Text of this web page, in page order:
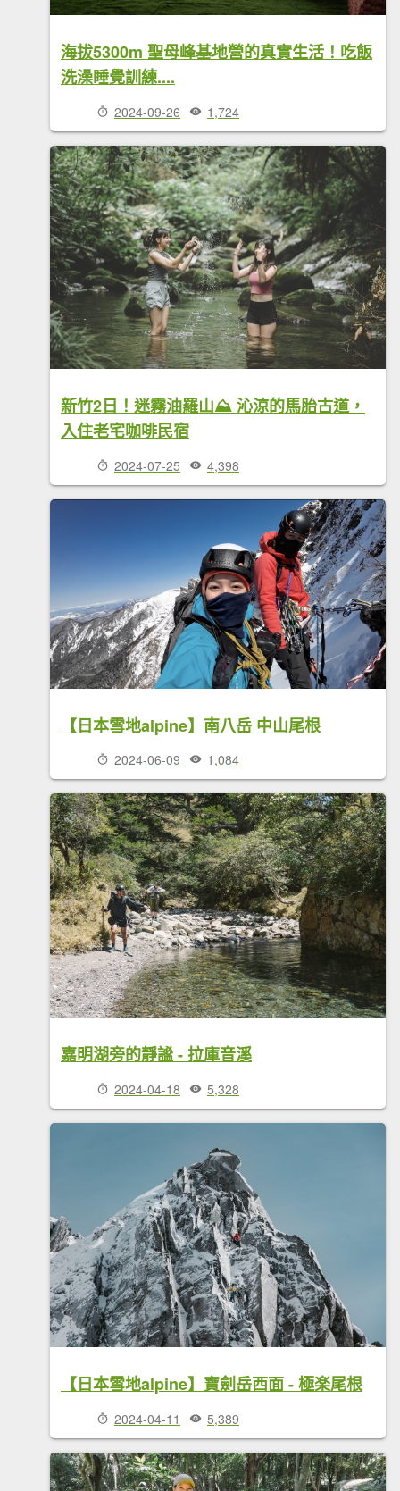
海拔5300m 聖母峰基地營的真實生活！吃飯
洗澡睡覺訓練....
2024-09-26 1,724
新竹2日！迷霧油羅山⛰️ 沁涼的馬胎古道，
入住老宅咖啡民宿
2024-07-25 4,398
【日本雪地alpine】南八岳 中山尾根
2024-06-09 1,084
嘉明湖旁的靜謐 - 拉庫音溪
2024-04-18 5,328
【日本雪地alpine】寶劍岳西面 - 極楽尾根
2024-04-11 5,389